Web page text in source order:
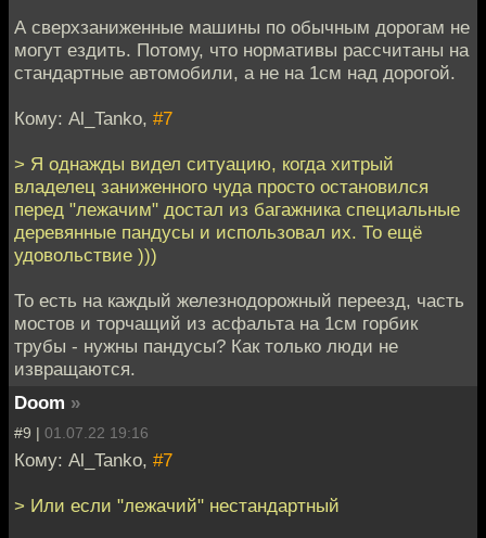
А сверхзаниженные машины по обычным дорогам не
могут ездить. Потому, что нормативы рассчитаны на
стандартные автомобили, а не на 1см над дорогой.
Кому: Al_Tanko, #7
> Я однажды видел ситуацию, когда хитрый
владелец заниженного чуда просто остановился
перед "лежачим" достал из багажника специальные
деревянные пандусы и использовал их. То ещё
удовольствие )))
То есть на каждый железнодорожный переезд, часть
мостов и торчащий из асфальта на 1см горбик
трубы - нужны пандусы? Как только люди не
извращаются.
Doom »
#9 | 01.07.22 19:16
Кому: Al_Tanko, #7
> Или если "лежачий" нестандартный